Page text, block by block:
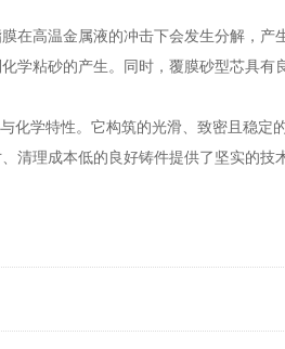
高温金属液的冲击下会发生分解，产
学粘砂的产生。同时，覆膜砂型芯具有
学特性。它构筑的光滑、致密且稳定
清理成本低的良好铸件提供了坚实的技